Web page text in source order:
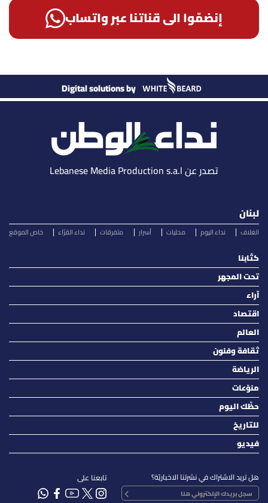
إنضمّوا الى قناتنا عبر واتساب
Digital solutions by
تصدر عن Lebanese Media Production s.a.l
لبنان
الغلاف نداء اليوم محليات أسرار متفرقات نداء القرّاء خاص الموقع
كتّابنا
تحت المجهر
آراء
اقتصاد
العالم
ثقافة وفنون
الرياضة
منوّعات
حظّك اليوم
للتاريخ
فيديو
هل تريد الاشتراك في نشرتنا الاخباريّة؟ تابعنا على